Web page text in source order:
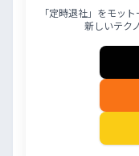
「定時退社」をモッ
新しいテク